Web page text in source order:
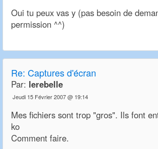
Oui tu peux vas y (pas besoin de
permission ^^)
Re: Captures d'écran
Par: lerebelle
Jeudi 15 Février 2007 @ 19:14
Mes fichiers sont trop "gros". Ils font
ko
Comment faire.